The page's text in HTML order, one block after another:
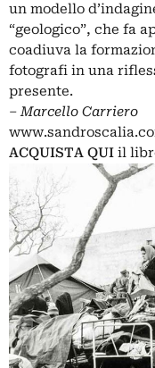
un modello
“geologico”, che fa
coadiuva la
fotografi in una
presente.
‒Marcello Carriero
ACQUISTA QUI il